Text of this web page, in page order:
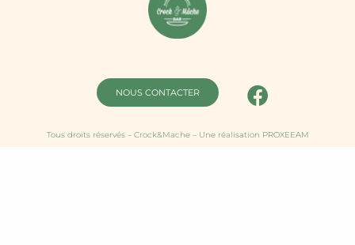
NOUS CONTACTER
Tous droits réservés – Crock&Mache – Une réalisation PROXEEAM